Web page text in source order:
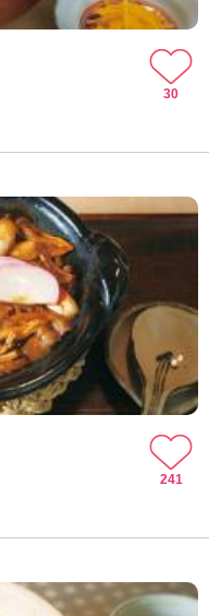
30
241